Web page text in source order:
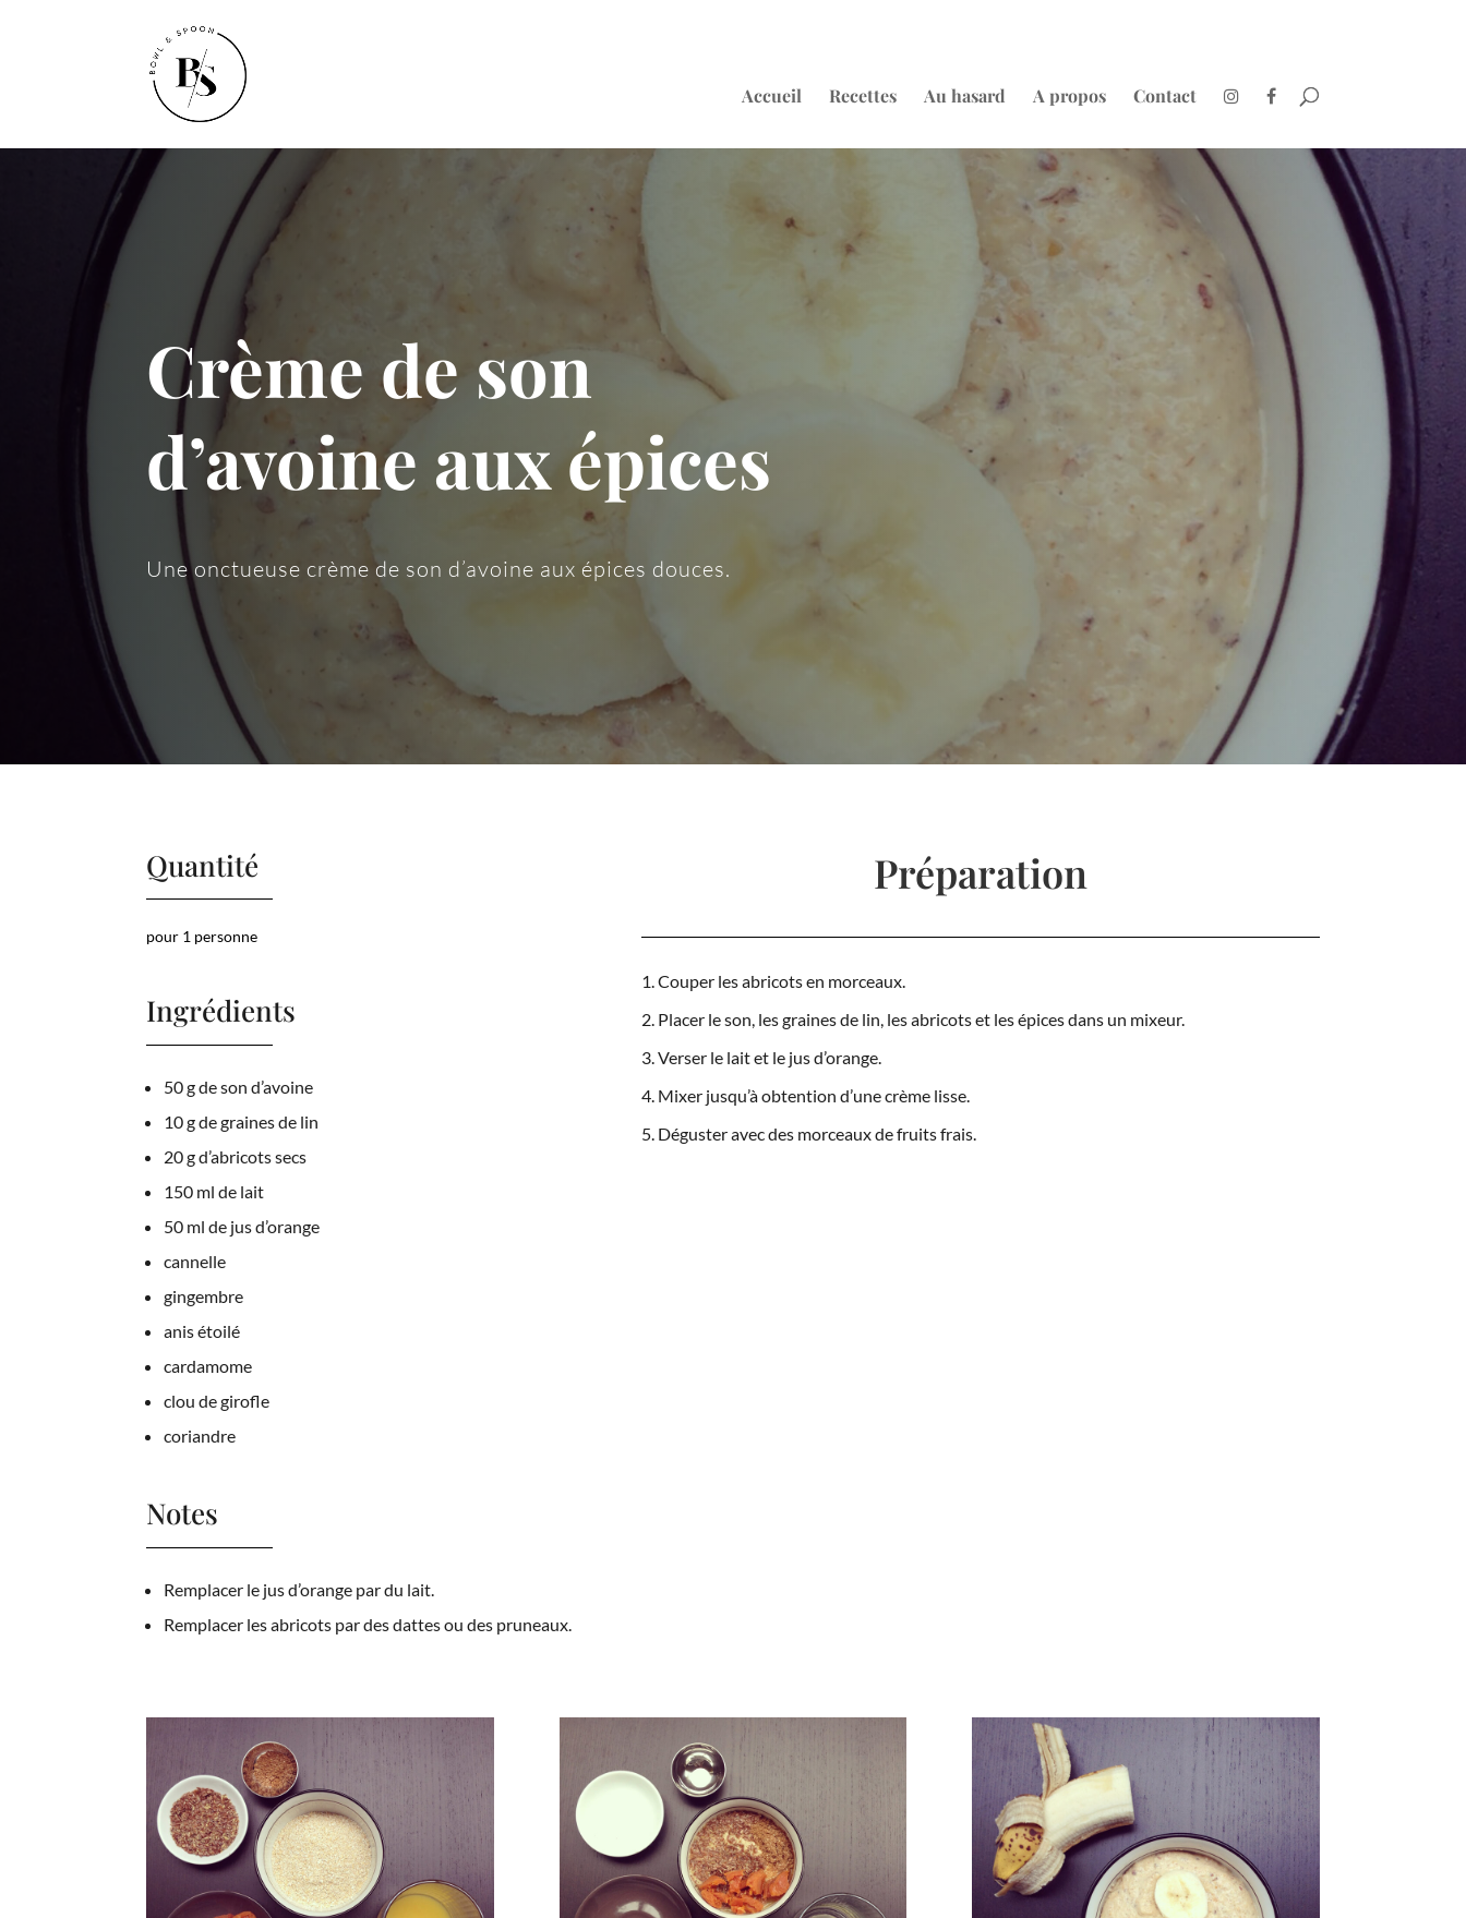
Accueil Recettes Au hasard A propos Contact
Crème de son
d’avoine aux épices
Une onctueuse crème de son d’avoine aux épices douces.
Quantité
pour 1 personne
Ingrédients
50 g de son d’avoine
10 g de graines de lin
20 g d’abricots secs
150 ml de lait
50 ml de jus d’orange
cannelle
gingembre
anis étoilé
cardamome
clou de girofle
coriandre
Notes
Remplacer le jus d’orange par du lait.
Remplacer les abricots par des dattes ou des pruneaux.
Préparation
Couper les abricots en morceaux.
Placer le son, les graines de lin, les abricots et les épices dans un mixeur.
Verser le lait et le jus d’orange.
Mixer jusqu’à obtention d’une crème lisse.
Déguster avec des morceaux de fruits frais.